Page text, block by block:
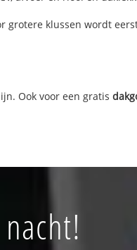
grotere klussen wordt
Ook voor een gratis